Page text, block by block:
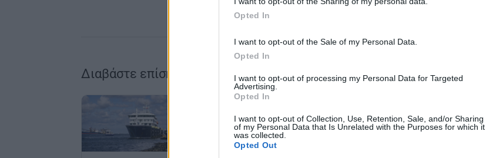
Opted In
I want to opt-out of the Sale of my Personal Data.
Opted In
I want to opt-out of processing my Personal Data for Targeted
Advertising.
Opted In
I want to opt-out of Collection, Use, Retention, Sale, and/or Sharing
of my Personal Data that Is Unrelated with the Purposes for which it
was collected.
Opted Out
Διαβάστε επίσης